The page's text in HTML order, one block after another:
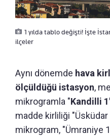
1 yılda tablo değişti! İşte
ilçeler
Aynı dönemde hava
ölçüldüğü istasyon,
mikrogramla "Kandilli
madde kirliliği
mikrogram, "Ümraniye